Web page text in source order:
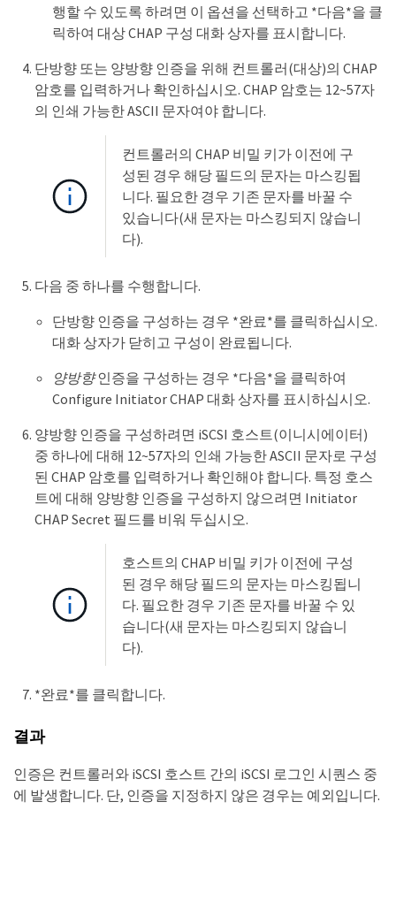
행할 수 있도록 하려면 이 옵션을 선택하고 *다음*을 클
릭하여 대상 CHAP 구성 대화 상자를 표시합니다.
단방향 또는 양방향 인증을 위해 컨트롤러(대상)의 CHAP
암호를 입력하거나 확인하십시오. CHAP 암호는 12~57자
의 인쇄 가능한 ASCII 문자여야 합니다.
컨트롤러의 CHAP 비밀 키가 이전에 구
성된 경우 해당 필드의 문자는 마스킹됩
니다. 필요한 경우 기존 문자를 바꿀 수
있습니다(새 문자는 마스킹되지 않습니
다).
다음 중 하나를 수행합니다.
단방향 인증을 구성하는 경우 *완료*를 클릭하십시오.
대화 상자가 닫히고 구성이 완료됩니다.
양방향인증을 구성하는 경우 *다음*을 클릭하여
Configure Initiator CHAP 대화 상자를 표시하십시오.
양방향 인증을 구성하려면 iSCSI 호스트(이니시에이터)
중 하나에 대해 12~57자의 인쇄 가능한 ASCII 문자로 구성
된 CHAP 암호를 입력하거나 확인해야 합니다. 특정 호스
트에 대해 양방향 인증을 구성하지 않으려면 Initiator
CHAP Secret 필드를 비워 두십시오.
호스트의 CHAP 비밀 키가 이전에 구성
된 경우 해당 필드의 문자는 마스킹됩니
다. 필요한 경우 기존 문자를 바꿀 수 있
습니다(새 문자는 마스킹되지 않습니
다).
*완료*를 클릭합니다.
결과
인증은 컨트롤러와 iSCSI 호스트 간의 iSCSI 로그인 시퀀스 중
에 발생합니다. 단, 인증을 지정하지 않은 경우는 예외입니다.